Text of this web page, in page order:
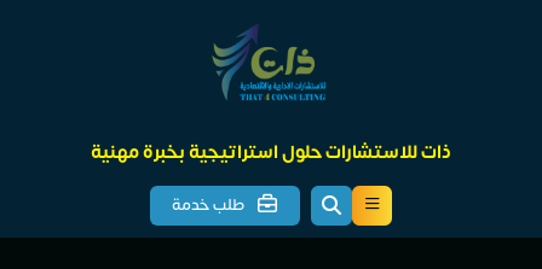
ذات للاستشارات حلول استراتيجية بخبرة مهنية
طلب خدمة